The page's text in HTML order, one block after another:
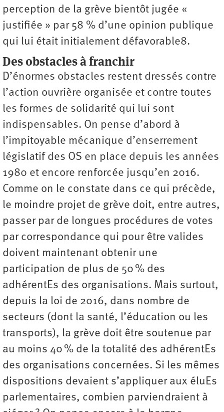
perception de la grève bientôt jugée «
justifiée » par 58 % d’une opinion publique
qui lui était initialement défavorable8.
Des obstacles à franchir
D’énormes obstacles restent dressés contre
l’action ouvrière organisée et contre toutes
les formes de solidarité qui lui sont
indispensables. On pense d’abord à
l’impitoyable mécanique d’enserrement
législatif des OS en place depuis les années
1980 et encore renforcée jusqu’en 2016.
Comme on le constate dans ce qui précède,
le moindre projet de grève doit, entre autres,
passer par de longues procédures de votes
par correspondance qui pour être valides
doivent maintenant obtenir une
participation de plus de 50 % des
adhérentEs des organisations. Mais surtout,
depuis la loi de 2016, dans nombre de
secteurs (dont la santé, l’éducation ou les
transports), la grève doit être soutenue par
au moins 40 % de la totalité des adhérentEs
des organisations concernées. Si les mêmes
dispositions devaient s’appliquer aux éluEs
parlementaires, combien parviendraient à